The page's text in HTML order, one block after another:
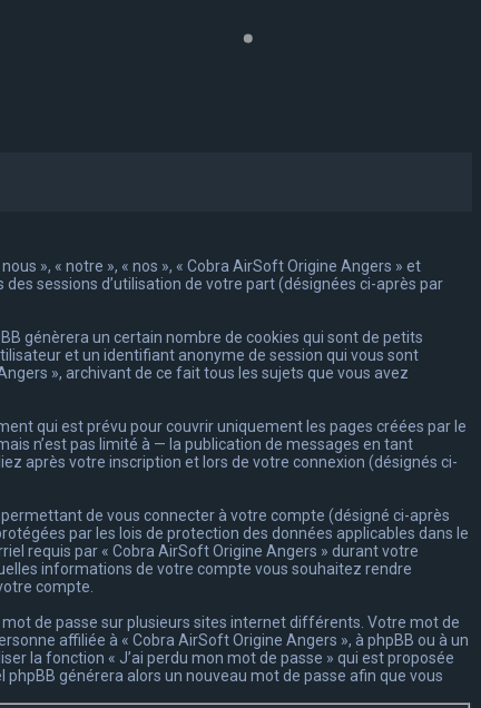
», « notre », « nos », « Cobra AirSoft Origine Angers » et
sessions d’utilisation de votre part (désignées ci-après par
génèrera un certain nombre de cookies qui sont de petits
et un identifiant anonyme de session qui vous sont
», archivant de ce fait tous les sujets que vous avez
qui est prévu pour couvrir uniquement les pages créées par le
n’est pas limité à — la publication de messages en tant
après votre inscription et lors de votre connexion (désignés ci-
de vous connecter à votre compte (désigné ci-après
par les lois de protection des données applicables dans le
requis par « Cobra AirSoft Origine Angers » durant votre
informations de votre compte vous souhaitez rendre
compte.
de passe sur plusieurs sites internet différents. Votre mot de
affiliée à « Cobra AirSoft Origine Angers », à phpBB ou à un
la fonction « J’ai perdu mon mot de passe » qui est proposée
générera alors un nouveau mot de passe afin que vous